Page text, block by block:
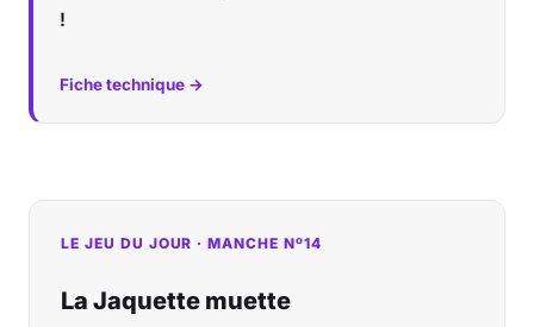
!
Fiche technique →
LE JEU DU JOUR · MANCHE Nº14
La Jaquette muette